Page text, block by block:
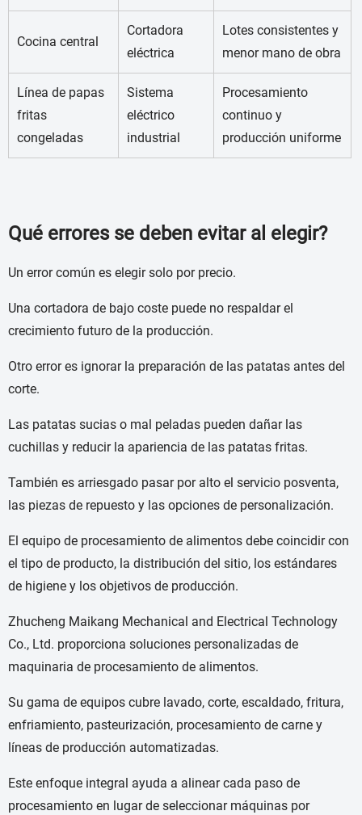
Cocina central
Cortadora
eléctrica
Lotes consistentes y
menor mano de obra
Línea de papas
fritas
congeladas
Sistema
eléctrico
industrial
Procesamiento
continuo y
producción uniforme
Qué errores se deben evitar al elegir?
Un error común es elegir solo por precio.
Una cortadora de bajo coste puede no respaldar el
crecimiento futuro de la producción.
Otro error es ignorar la preparación de las patatas antes del
corte.
Las patatas sucias o mal peladas pueden dañar las
cuchillas y reducir la apariencia de las patatas fritas.
También es arriesgado pasar por alto el servicio posventa,
las piezas de repuesto y las opciones de personalización.
El equipo de procesamiento de alimentos debe coincidir con
el tipo de producto, la distribución del sitio, los estándares
de higiene y los objetivos de producción.
Zhucheng Maikang Mechanical and Electrical Technology
Co., Ltd. proporciona soluciones personalizadas de
maquinaria de procesamiento de alimentos.
Su gama de equipos cubre lavado, corte, escaldado, fritura,
enfriamiento, pasteurización, procesamiento de carne y
líneas de producción automatizadas.
Este enfoque integral ayuda a alinear cada paso de
procesamiento en lugar de seleccionar máquinas por